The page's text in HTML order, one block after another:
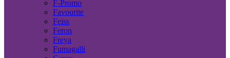
F-Promo
Favourite
Feiss
Feron
Freya
Fumagalli